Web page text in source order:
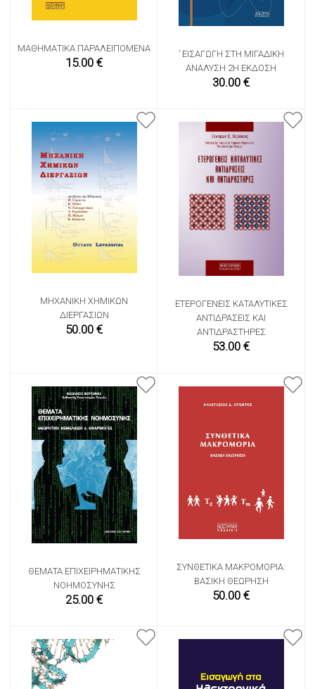
ΜΑΘΗΜΑΤΙΚΆ ΠΑΡΑΛΕΙΠΌΜΕΝΑ
15.00 €
’ ΕΙΣΑΓΩΓΉ ΣΤΗ ΜΙΓΑΔΙΚΉ
ΑΝΆΛΥΣΗ 2Η ΈΚΔΟΣΗ
30.00 €
ΜΗΧΑΝΙΚΉ ΧΗΜΙΚΏΝ
ΔΙΕΡΓΑΣΙΏΝ
50.00 €
ΕΤΕΡΟΓΕΝΕΊΣ ΚΑΤΑΛΥΤΙΚΈΣ
ΑΝΤΙΔΡΆΣΕΙΣ ΚΑΙ
ΑΝΤΙΔΡΑΣΤΉΡΕΣ
53.00 €
ΘΈΜΑΤΑ ΕΠΙΧΕΙΡΗΜΑΤΙΚΉΣ
ΝΟΗΜΟΣΎΝΗΣ
25.00 €
ΣΥΝΘΕΤΙΚΆ ΜΑΚΡΟΜΌΡΙΑ:
ΒΑΣΙΚΉ ΘΕΏΡΗΣΗ
50.00 €